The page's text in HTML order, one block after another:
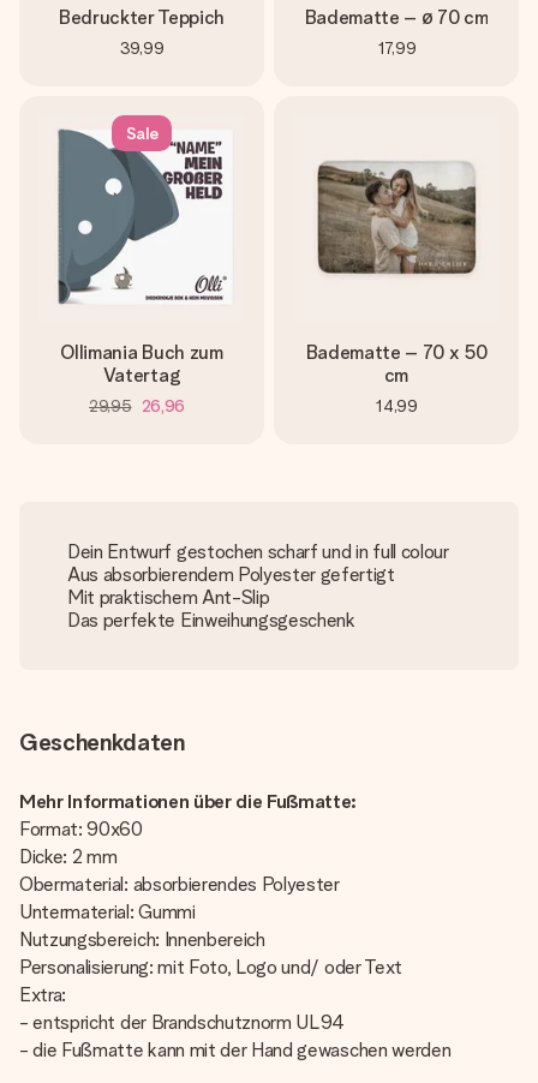
Bedruckter Teppich
39,99
Badematte – ø 70 cm
17,99
Sale
Ollimania Buch zum
Vatertag
29,95 26,96
Badematte – 70 x 50
cm
14,99
Dein Entwurf gestochen scharf und in full colour
Aus absorbierendem Polyester gefertigt
Mit praktischem Ant-Slip
Das perfekte Einweihungsgeschenk
Geschenkdaten
Mehr Informationen über die Fußmatte:
Format: 90x60
Dicke: 2 mm
Obermaterial: absorbierendes Polyester
Untermaterial: Gummi
Nutzungsbereich: Innenbereich
Personalisierung: mit Foto, Logo und/ oder Text
Extra:
- entspricht der Brandschutznorm UL94
- die Fußmatte kann mit der Hand gewaschen werden